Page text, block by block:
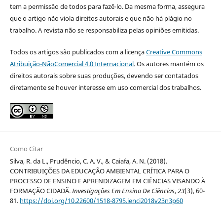
tem a permissão de todos para fazê-lo. Da mesma forma, assegura
que o artigo não viola direitos autorais e que não há plágio no
trabalho. A revista não se responsabiliza pelas opiniões emitidas.
Todos os artigos são publicados com a licençaCreative Commons
Atribuição-NãoComercial 4.0 Internacional. Os autores mantém os
direitos autorais sobre suas produções, devendo ser contatados
diretamente se houver interesse em uso comercial dos trabalhos.
Como Citar
Silva, R. da L., Prudêncio, C. A. V., & Caiafa, A. N. (2018).
CONTRIBUIÇÕES DA EDUCAÇÃO AMBIENTAL CRÍTICA PARA O
PROCESSO DE ENSINO E APRENDIZAGEM EM CIÊNCIAS VISANDO À
FORMAÇÃO CIDADÃ.Investigações Em Ensino De Ciências,23(3), 60-
81. https://doi.org/10.22600/1518-8795.ienci2018v23n3p60